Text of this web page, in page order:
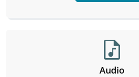
audio_file
Audio